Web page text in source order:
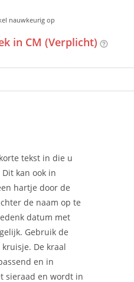
nauwkeurig op
in CM (Verplicht)
tekst in die u
kan ook in
hartje door de
de naam op te
datum met
Gebruik de
kruisje. De kraal
en in
sieraad en wordt in